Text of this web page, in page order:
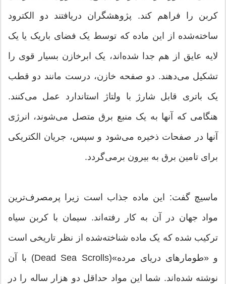
کربن را فراهم ‌کند. پژوهشگران دریافتند دو الکترود
ساخته‌شده از این ماده که توسط یک فضای باریک یا یک
لایه عایق از هم جدا شده‌اند، یک ابرخازن بسیار قوی را
تشکیل می‌دهند. دو صفحه خازن، درست مانند دو قطب
یک باتری قابل شارژ با ولتاژ استاندارد عمل می‌کنند.
هنگامی که آنها به یک منبع برق متصل می‌شوند، انرژی
آنها در صفحات ذخیره می‌شود و سپس، جریان الکتریکی
برای تامین برق به بیرون برمی‌گردد.
ماسیچ گفت: این ماده جذاب است زیرا پرمصرف‌ترین
مواد جهان در آن به کار رفته‌اند. سیمان با کربن سیاه
ترکیب شده که یک ماده شناخته‌شده از نظر تاریخی است
و «طومارهای دریای مرده»(Dead Sea Scrolls) با آن
نوشته شده‌اند. شما این مواد حداقل دو هزار ساله را در